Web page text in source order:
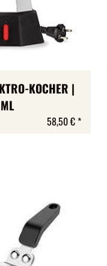
KOCHER |
58,50 € *